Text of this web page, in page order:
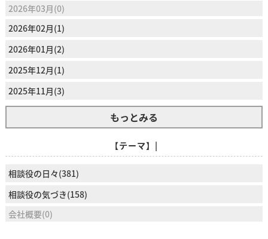
2026年03月(0)
2026年02月(1)
2026年01月(2)
2025年12月(1)
2025年11月(3)
もっとみる
【テーマ】|
相談役の日々(381)
相談役の気づき(158)
会社概要(0)